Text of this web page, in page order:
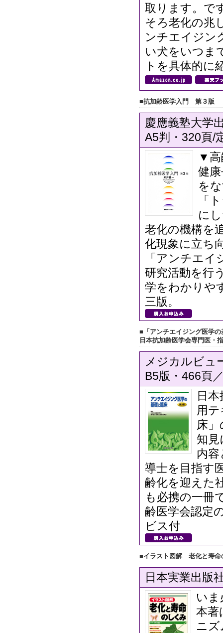
取ります。で
そろ老化の兆
ンチエイジン
い犬をいつま
トを具体的に
■抗加齢医学入門 第３版
慶應義塾大学
A5判・320頁/
▼高
健
を
「
に
老化の機構を
化現象に立ち
「アンチエ
研究活動を行
学をわかりや
三版。
■「アンチエイジング医学
日本抗加齢医学会専門医・
メジカルビュ
B5版・466頁
日
用
床
知
内
導士を目指す
齢化を迎えた
も必携の一冊
齢医学会認定
ビス付
■イラスト図解 老化と寿命
日本実業出版
いま
本著
ニ